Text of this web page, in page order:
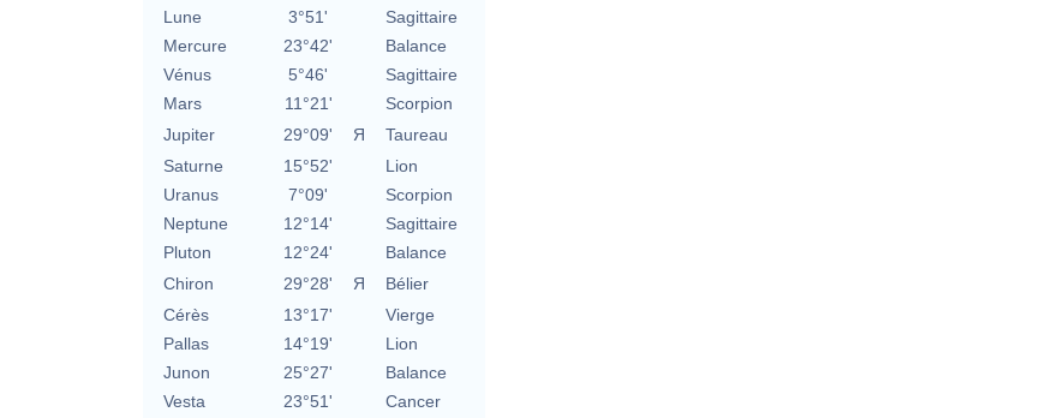
Lune
3°51'
Sagittaire
Mercure
23°42'
Balance
Vénus
5°46'
Sagittaire
Mars
11°21'
Scorpion
Jupiter
29°09' Я
Taureau
Saturne
15°52'
Lion
Uranus
7°09'
Scorpion
Neptune
12°14'
Sagittaire
Pluton
12°24'
Balance
Chiron
29°28' Я
Bélier
Cérès
13°17'
Vierge
Pallas
14°19'
Lion
Junon
25°27'
Balance
Vesta
23°51' Cancer